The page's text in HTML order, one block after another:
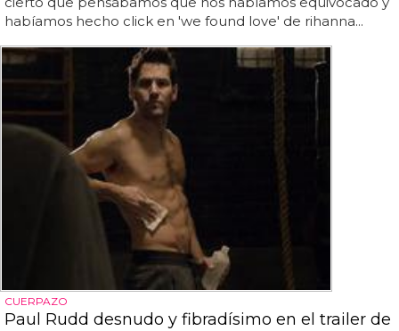
habíamos hecho click en 'we found love' de rihanna...
CUERPAZO
Paul Rudd desnudo y fibradísimo en el trailer de